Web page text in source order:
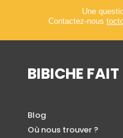
Une
Contactez-nous
BIBICHE
Blog
Où nous trouver ?